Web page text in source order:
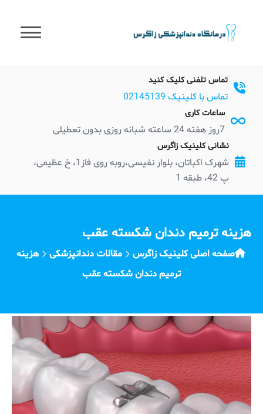
content
تماس تلفنی کلیک کنید
تماس با کلینیک 02145139
ساعات کاری
7روز هفته 24 ساعته شبانه روزی بدون تعطیلی
نشانی کلینیک زاگرس
شهرک اکباتان، بلوار نفیسی،روبه روی فاز1، خ عظیمی،
پ 42، طبقه 1
هزینه ترمیم دندان شکسته عقب
صفحه اصلی کلینیک زاگرس مقالات دندانپزشکی
هزینه
ترمیم دندان شکسته عقب